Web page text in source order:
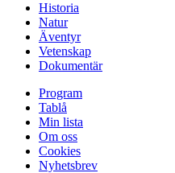
Historia
Natur
Äventyr
Vetenskap
Dokumentär
Program
Tablå
Min lista
Om oss
Cookies
Nyhetsbrev